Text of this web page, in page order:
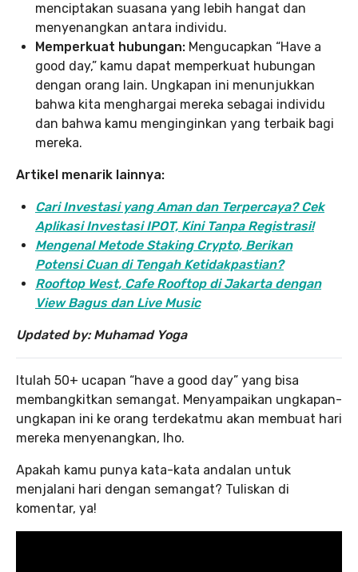
menciptakan suasana yang lebih hangat dan
menyenangkan antara individu.
Memperkuat hubungan: Mengucapkan “Have a
good day,” kamu dapat memperkuat hubungan
dengan orang lain. Ungkapan ini menunjukkan
bahwa kita menghargai mereka sebagai individu
dan bahwa kamu menginginkan yang terbaik bagi
mereka.
Artikel menarik lainnya:
Cari Investasi yang Aman dan Terpercaya? Cek
Aplikasi Investasi IPOT, Kini Tanpa Registrasi!
Mengenal Metode Staking Crypto, Berikan
Potensi Cuan di Tengah Ketidakpastian?
Rooftop West, Cafe Rooftop di Jakarta dengan
View Bagus dan Live Music
Updated by: Muhamad Yoga
Itulah 50+ ucapan “have a good day” yang bisa
membangkitkan semangat. Menyampaikan ungkapan-
ungkapan ini ke orang terdekatmu akan membuat hari
mereka menyenangkan, lho.
Apakah kamu punya kata-kata andalan untuk
menjalani hari dengan semangat? Tuliskan di
komentar, ya!